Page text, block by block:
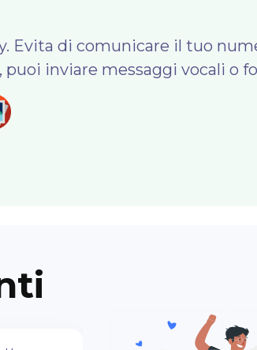
Evita di comunicare il tuo
puoi inviare messaggi vocali o